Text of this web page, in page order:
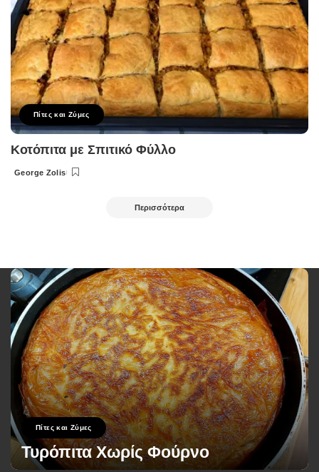
Πίτες και Ζύμες
Κοτόπιτα με Σπιτικό Φύλλο
Posted
George Zolis
Περισσότερα
Πίτες και Ζύμες
Τυρόπιτα Χωρίς Φούρνο